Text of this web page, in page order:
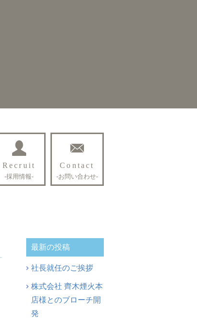
Recruit
-採用情報-
Contact
-お問い合わせ-
最新の投稿
社長就任のご挨拶
株式会社 齊木煙火本
店様とのブローチ開
発